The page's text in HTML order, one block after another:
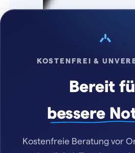
KOSTENFREI &
Bereit
bessere
Kostenfreie Beratung vor